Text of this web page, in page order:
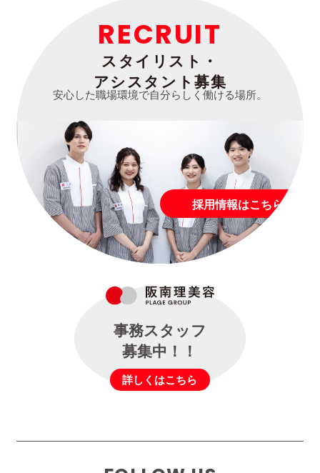
RECRUIT
スタイリスト・
アシスタント募集
安心した職場環境で自分らしく働ける場所。
採用情報はこちら
事務スタッフ
募集中！！
詳しくはこちら